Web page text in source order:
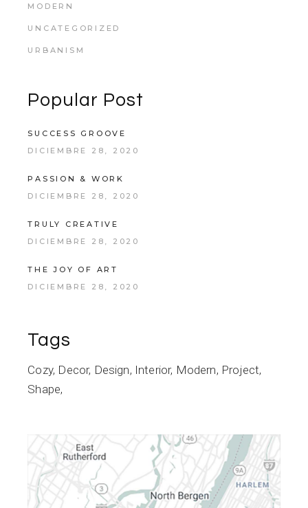
MODERN
UNCATEGORIZED
URBANISM
Popular Post
SUCCESS GROOVE
DICIEMBRE 28, 2020
PASSION & WORK
DICIEMBRE 28, 2020
TRULY CREATIVE
DICIEMBRE 28, 2020
THE JOY OF ART
DICIEMBRE 28, 2020
Tags
Cozy Decor Design Interior Modern Project
Shape